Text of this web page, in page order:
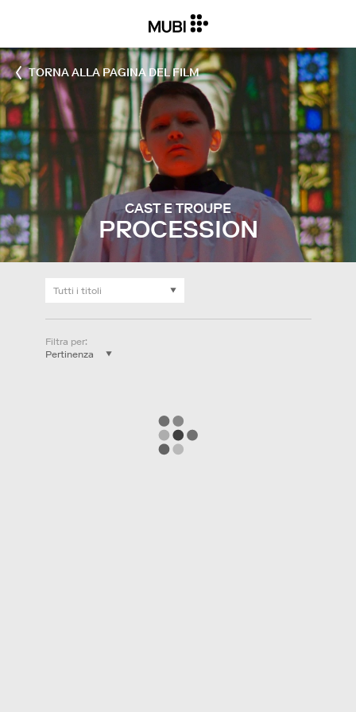
TORNA ALLA PAGINA DEL FILM
PROCESSION
CAST E TROUPE
Filtra per: